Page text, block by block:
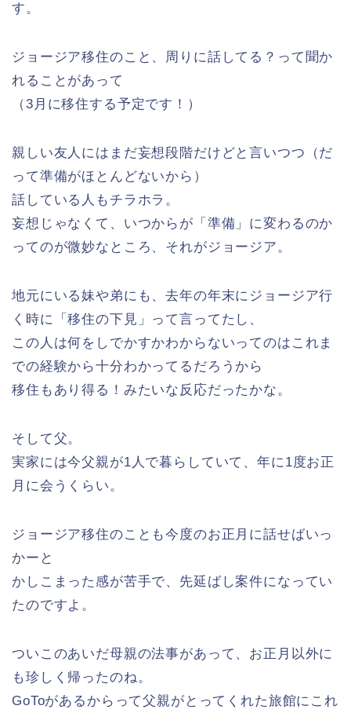
す。
ジョージア移住のこと、周りに話してる？って聞か
れることがあって
（3月に移住する予定です！）
親しい友人にはまだ妄想段階だけどと言いつつ（だ
って準備がほとんどないから）
話している人もチラホラ。
妄想じゃなくて、いつからが「準備」に変わるのか
ってのが微妙なところ、それがジョージア。
地元にいる妹や弟にも、去年の年末にジョージア行
く時に「移住の下見」って言ってたし、
この人は何をしでかすかわからないってのはこれま
での経験から十分わかってるだろうから
移住もあり得る！みたいな反応だったかな。
そして父。
実家には今父親が1人で暮らしていて、年に1度お正
月に会うくらい。
ジョージア移住のことも今度のお正月に話せばいっ
かーと
かしこまった感が苦手で、先延ばし案件になってい
たのですよ。
ついこのあいだ母親の法事があって、お正月以外に
も珍しく帰ったのね。
GoToがあるからって父親がとってくれた旅館にこれ